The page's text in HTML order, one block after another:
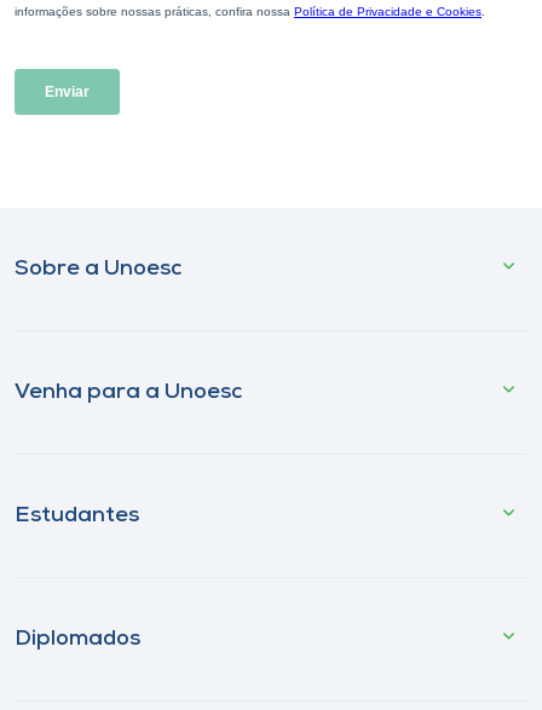
Sobre a Unoesc
Venha para a Unoesc
Estudantes
Diplomados